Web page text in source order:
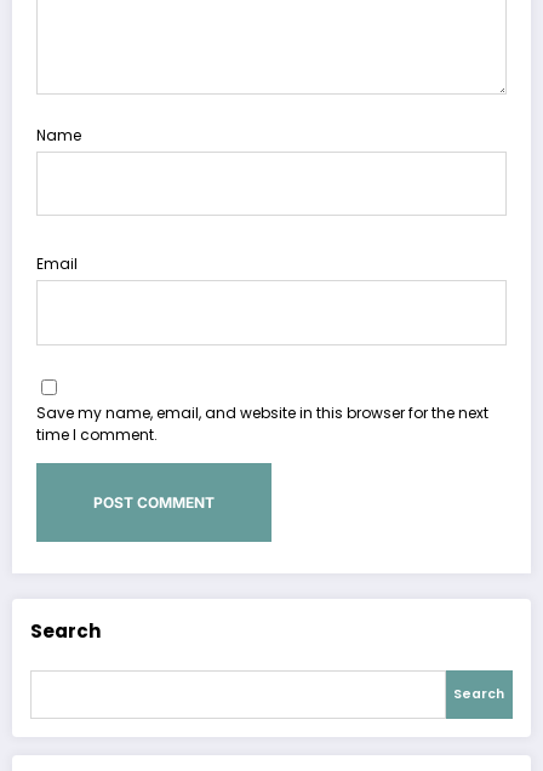
Name
Email
Save my name, email, and website in this browser for the next
time I comment.
Search
Search